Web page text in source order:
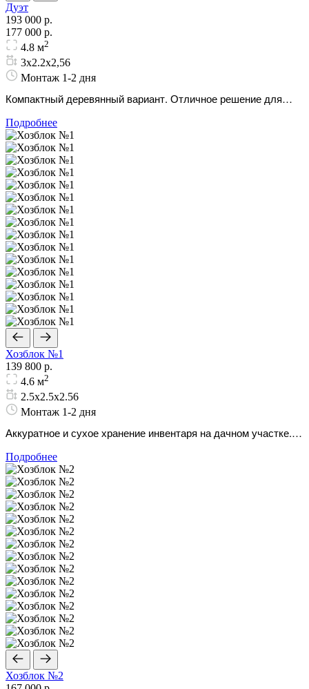
Дуэт
193 000 р.
177 000 р.
4.8 м2
3х2.2х2,56
Монтаж 1-2 дня
Компактный деревянный вариант. Отличное решение для
Подробнее
Хозблок №1
139 800 р.
4.6 м2
2.5х2.5х2.56
Монтаж 1-2 дня
Аккуратное и сухое хранение инвентаря на дачном участке.
Подробнее
Хозблок №2